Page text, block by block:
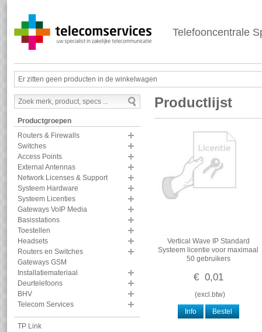
Telefooncentrale
Er zitten geen producten in de winkelwagen
Productgroepen
Routers & Firewalls
Switches
Access Points
External Antennas
Network Licenses & Support
Systeem Hardware
Systeem Licenties
Gateways VoIP Media
Basisstations
Toestellen
Headsets
Routers en Switches
Gateways GSM
Installatiemateriaal
Deurtelefoons
BHV
Telecom Services
TP Link
Productlijst
Vertical Wave IP Standard
Systeem licentie voor maximaal
50 gebruikers
€ 0,01
(excl.btw)
Info Bestel